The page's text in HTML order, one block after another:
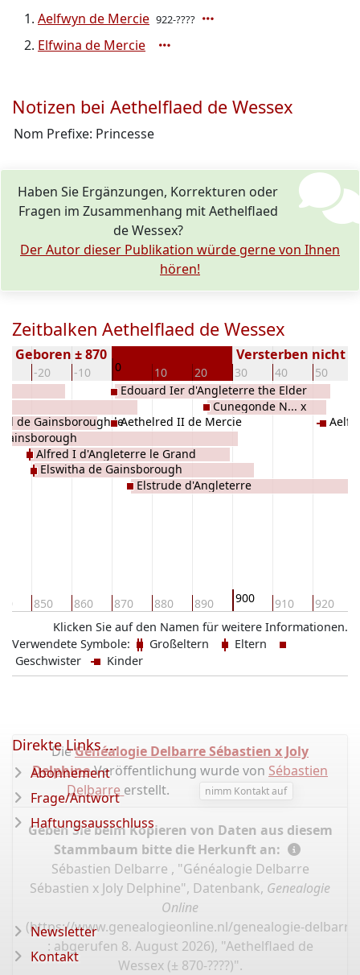
Aelfwyn de Mercie 922-????
Elfwina de Mercie
Notizen bei Aethelflaed de Wessex
Nom Prefixe: Princesse
Haben Sie Ergänzungen, Korrekturen oder
Fragen im Zusammenhang mit Aethelflaed
de Wessex?
Der Autor dieser Publikation würde gerne von Ihnen
hören!
Zeitbalken Aethelflaed de Wessex
-20 -10 0 10 20 30 40 50
Geboren ± 870 Versterben nicht
850 860 870 880 890 900 910 920
de Gainsborough le
Alfred I d'Angleterre le Grand
Elswitha de Gainsborough
Edouard Ier d'Angleterre the Elder
Aethelred II de Mercie
Elstrude d'Angleterre
Cunegonde N... x
Klicken Sie auf den Namen für weitere Informationen.
Verwendete Symbole:
Großeltern
Eltern
Geschwister
Kinder
DieGénéalogie Delbarre Sébastien x Joly
Delphine-Veröffentlichung wurde von Sébastien
Delbarre erstellt. nimm Kontakt auf
Geben Sie beim Kopieren von Daten aus diesem
Stammbaum bitte die Herkunft an:
Sébastien Delbarre , "Généalogie Delbarre
Sébastien x Joly Delphine", Datenbank, Genealogie
Online
(https://www.genealogieonline.nl/genealogie-
: abgerufen 8. August 2026), "Aethelflaed de
Wessex (± 870-????)".
Direkte Links ...
Abonnement
Frage/Antwort
Haftungsausschluss
Newsletter
Kontakt